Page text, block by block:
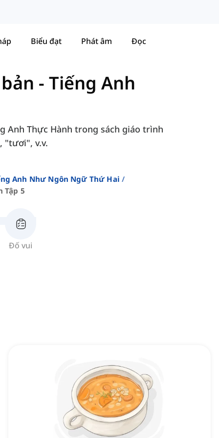
Biểu đạt Phát âm Đọc
- Tiếng Anh
Anh Thực Hành trong sách giáo trình
"tươi", v.v.
Anh Như Ngôn Ngữ Thứ Hai
Tập 5
Đố vui